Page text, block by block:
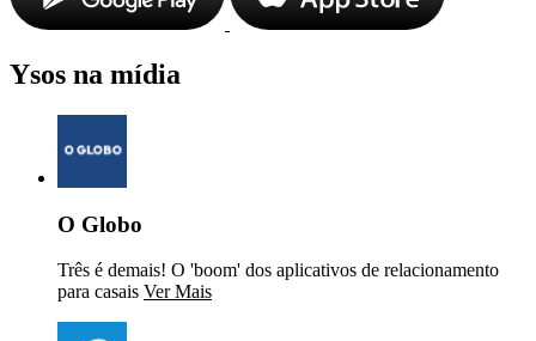
Ysos na mídia
O Globo
Três é demais! O 'boom' dos aplicativos de relacionamento
para casais Ver Mais